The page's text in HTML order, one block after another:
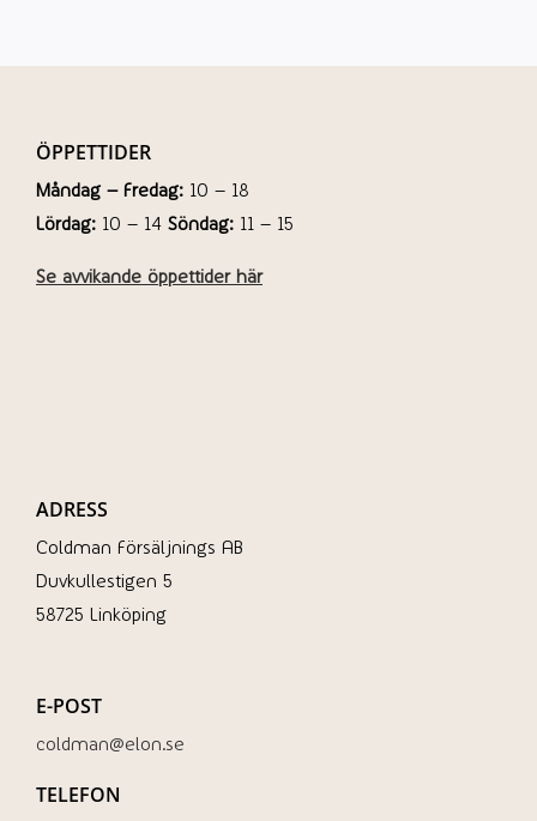
ÖPPETTIDER
Måndag – Fredag: 10 – 18
Lördag: 10 – 14 Söndag: 11 – 15
Se avvikande öppettider här
ADRESS
Coldman Försäljnings AB
Duvkullestigen 5
58725 Linköping
E-POST
coldman@elon.se
TELEFON